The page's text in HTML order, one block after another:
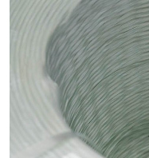
polyester,
vinyl
ester
epoxy
resins